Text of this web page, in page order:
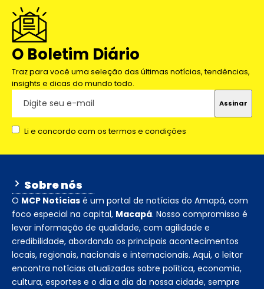
O Boletim Diário
Traz para você uma seleção das últimas notícias, tendências,
insights e dicas do mundo todo.
Li e concordo com os termos e condições
Sobre nós
O MCP Notícias é um portal de notícias do Amapá, com
foco especial na capital, Macapá. Nosso compromisso é
levar informação de qualidade, com agilidade e
credibilidade, abordando os principais acontecimentos
locais, regionais, nacionais e internacionais. Aqui, o leitor
encontra notícias atualizadas sobre política, economia,
cultura, esportes e o dia a dia da nossa cidade, sempre